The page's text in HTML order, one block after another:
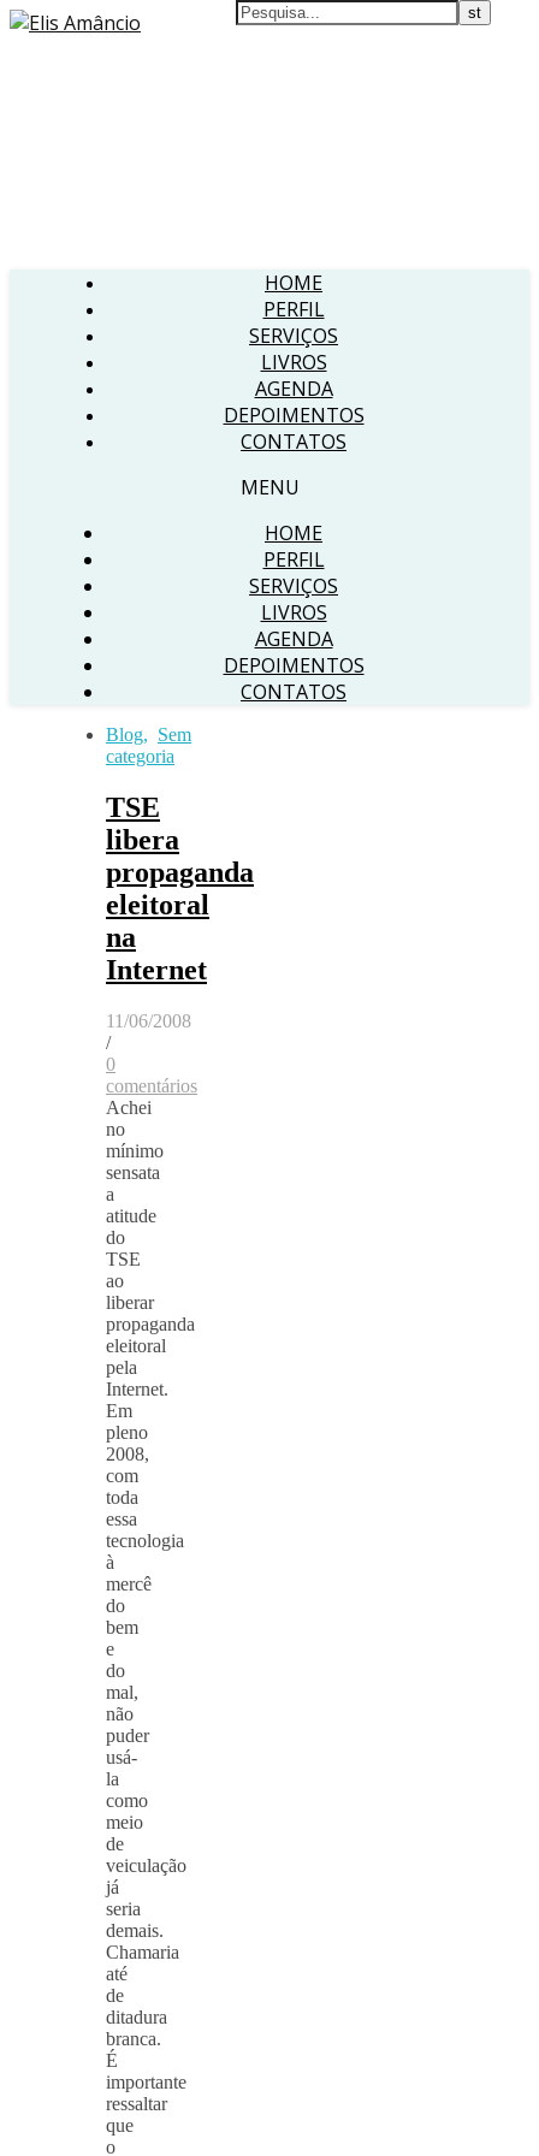
HOME
PERFIL
SERVIÇOS
LIVROS
AGENDA
DEPOIMENTOS
CONTATOS
MENU
HOME
PERFIL
SERVIÇOS
LIVROS
AGENDA
DEPOIMENTOS
CONTATOS
Blog, Sem
categoria
TSE
libera
propaganda
eleitoral
na
Internet
11/06/2008
/
0
comentários
Achei
no
mínimo
sensata
a
atitude
do
TSE
ao
liberar
propaganda
eleitoral
pela
Internet.
Em
pleno
2008,
com
toda
essa
tecnologia
à
mercê
do
bem
e
do
mal,
não
puder
usá-
la
como
meio
de
veiculação
já
seria
demais.
Chamaria
até
de
ditadura
branca.
É
importante
ressaltar
que
o